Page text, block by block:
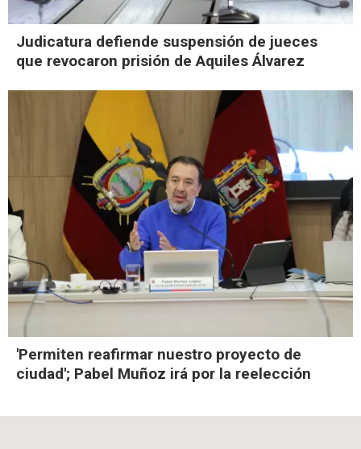
Judicatura defiende suspensión de jueces
que revocaron prisión de Aquiles Álvarez
'Permiten reafirmar nuestro proyecto de
ciudad'; Pabel Muñoz irá por la reelección